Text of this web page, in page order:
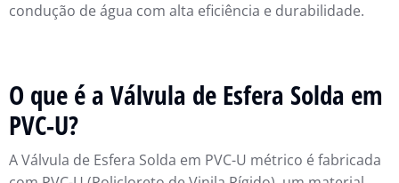
condução de água com alta eficiência e durabilidade.
O que é a Válvula de Esfera Solda em
PVC-U?
A Válvula de Esfera Solda em PVC-U métrico é fabricada